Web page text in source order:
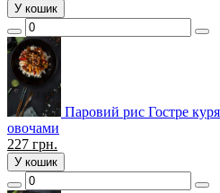
У кошик
Паровий рис Гостре
овочами
227 грн.
У кошик